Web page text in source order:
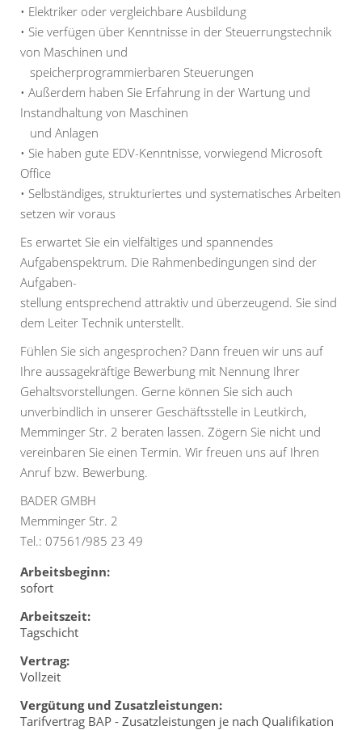
• Elektriker oder vergleichbare Ausbildung
• Sie verfügen über Kenntnisse in der Steuerrungstechnik
von Maschinen und
speicherprogrammierbaren Steuerungen
• Außerdem haben Sie Erfahrung in der Wartung und
Instandhaltung von Maschinen
und Anlagen
• Sie haben gute EDV-Kenntnisse, vorwiegend Microsoft
Office
• Selbständiges, strukturiertes und systematisches Arbeiten
setzen wir voraus
Es erwartet Sie ein vielfältiges und spannendes
Aufgabenspektrum. Die Rahmenbedingungen sind der
Aufgaben-
stellung entsprechend attraktiv und überzeugend. Sie sind
dem Leiter Technik unterstellt.
Fühlen Sie sich angesprochen? Dann freuen wir uns auf
Ihre aussagekräftige Bewerbung mit Nennung Ihrer
Gehaltsvorstellungen. Gerne können Sie sich auch
unverbindlich in unserer Geschäftsstelle in Leutkirch,
Memminger Str. 2 beraten lassen. Zögern Sie nicht und
vereinbaren Sie einen Termin. Wir freuen uns auf Ihren
Anruf bzw. Bewerbung.
BADER GMBH
Memminger Str. 2
Tel.: 07561/985 23 49
Arbeitsbeginn:
sofort
Arbeitszeit:
Tagschicht
Vertrag:
Vollzeit
Vergütung und Zusatzleistungen:
Tarifvertrag BAP - Zusatzleistungen je nach Qualifikation